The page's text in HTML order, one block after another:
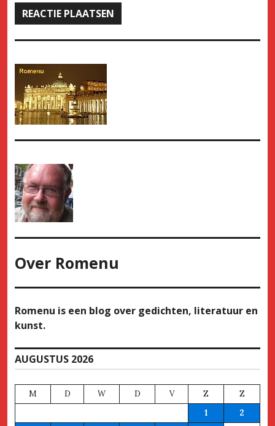
Over Romenu
Romenu is een blog over gedichten, literatuur en
kunst.
AUGUSTUS 2026
M D W D V Z
Z
1
2